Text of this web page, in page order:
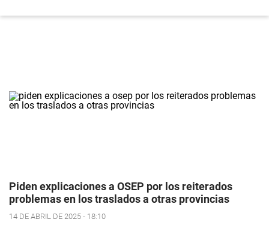
Piden explicaciones a OSEP por los reiterados
problemas en los traslados a otras provincias
14 DE ABRIL DE 2025 - 18:10